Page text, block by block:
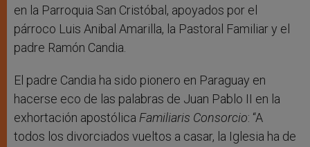
en la Parroquia San Cristóbal, apoyados por el
párroco Luis Anibal Amarilla, la Pastoral Familiar y el
padre Ramón Candia.
El padre Candia ha sido pionero en Paraguay en
hacerse eco de las palabras de Juan Pablo II en la
exhortación apostólica Familiaris Consorcio: “A
todos los divorciados vueltos a casar, la Iglesia ha de